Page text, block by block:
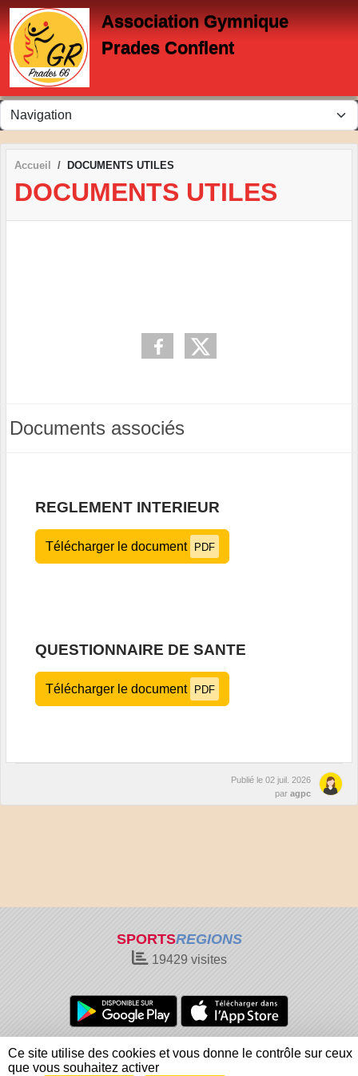
Association Gymnique
Prades Conflent
Accueil DOCUMENTS UTILES
DOCUMENTS UTILES
Documents associés
REGLEMENT INTERIEUR
Télécharger le document PDF
QUESTIONNAIRE DE SANTE
Télécharger le document PDF
Publié le 02 juil. 2026
par agpc
SPORTSREGIONS
19429 visites
Charte cookies
Gestion des cookies
Informations légales
Signaler un contenu inapproprié
Panneau de gestion des cookies
Ce site utilise des cookies et vous donne le contrôle sur ceux
que vous souhaitez activer